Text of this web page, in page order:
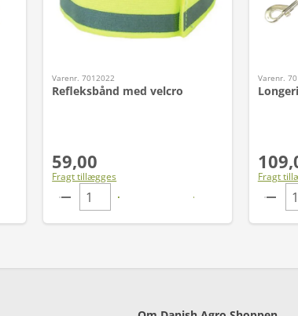
Varenr. 7012022
Refleksbånd med velcro
59,00
Fragt tillægges
Varenr.
Fragt